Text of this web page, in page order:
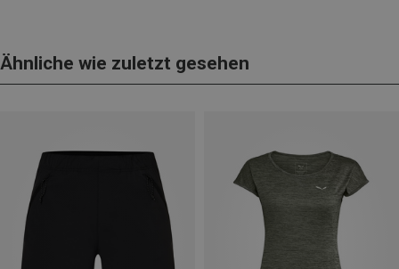
Ähnliche wie zuletzt gesehen